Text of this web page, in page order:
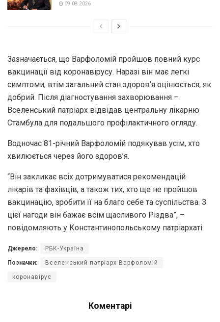
09.08.2026
Зазначається, що Варфоломій пройшов повний курс
вакцинації від коронавірусу. Наразі він має легкі
симптоми, втім загальний стан здоров’я оцінюється, як
добрий. Після діагностування захворювання –
Вселенський патріарх відвідав центральну лікарню
Стамбула для подальшого профілактичного огляду.
Водночас 81-річний Варфоломій подякував усім, хто
хвилюється через його здоров’я.
“Він закликає всіх дотримуватися рекомендацій
лікарів та фахівців, а також тих, хто ще не пройшов
вакцинацію, зробити її на благо себе та суспільства. З
цієї нагоди він бажає всім щасливого Різдва”, –
повідомляють у Константинопольському патріархаті.
Джерело: РБК-Україна
Позначки: Вселенський патріарх Варфоломій
коронавірус
Коментарі